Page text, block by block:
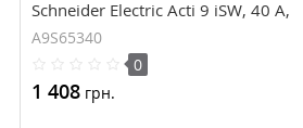
Schneider Electric Acti 9 iSW, 40 А,
3 полюса, 415В пер.тока
A9S65340
0
1 408грн.